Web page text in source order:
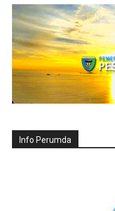
Info Perumda